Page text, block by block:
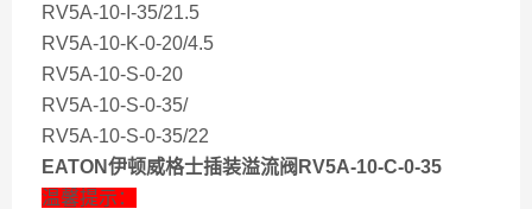
RV5A-10-I-35/21.5
RV5A-10-K-0-20/4.5
RV5A-10-S-0-20
RV5A-10-S-0-35/
RV5A-10-S-0-35/22
EATON伊顿威格士插装溢流阀RV5A-10-C-0-35
温馨提示：